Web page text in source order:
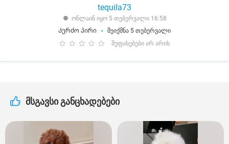
tequila73
ონლაინ იყო 5 თებერვალი 16:58
Კერძო პირი
შეიქმნა 5 თებერვალი
შეფასებები არ არის
მსგავსი განცხადებები